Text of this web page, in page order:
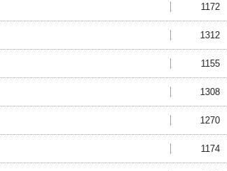
1172
1312
1155
1308
1270
1174